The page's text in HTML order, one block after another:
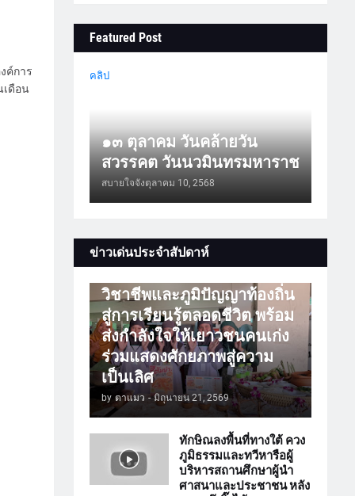
ค์การ
เดือน
Featured Post
คลิป
๑๓ ตุลาคม วันคล้ายวัน
สวรรคต วันนวมินทรมหาราช
สบายใจจังตุลาคม 10, 2568
ข่าวเด่นประจำสัปดาห์
การศึกษา
วิชาชีพและภูมิปัญญาท้องถิ่น
สู่การเรียนรู้ตลอดชีวิต พร้อม
ส่งกำลังใจให้เยาวชนคนเก่ง
ร่วมแสดงศักยภาพสู่ความ
เป็นเลิศ
by ตาแมว - มิถุนายน 21, 2569
ทักษิณลงพื้นที่ทางใต้ ควง
ภูมิธรรมและทวีหารือผู้
บริหารสถานศึกษาผู้นำ
ศาสนาและประชาชน หลัง